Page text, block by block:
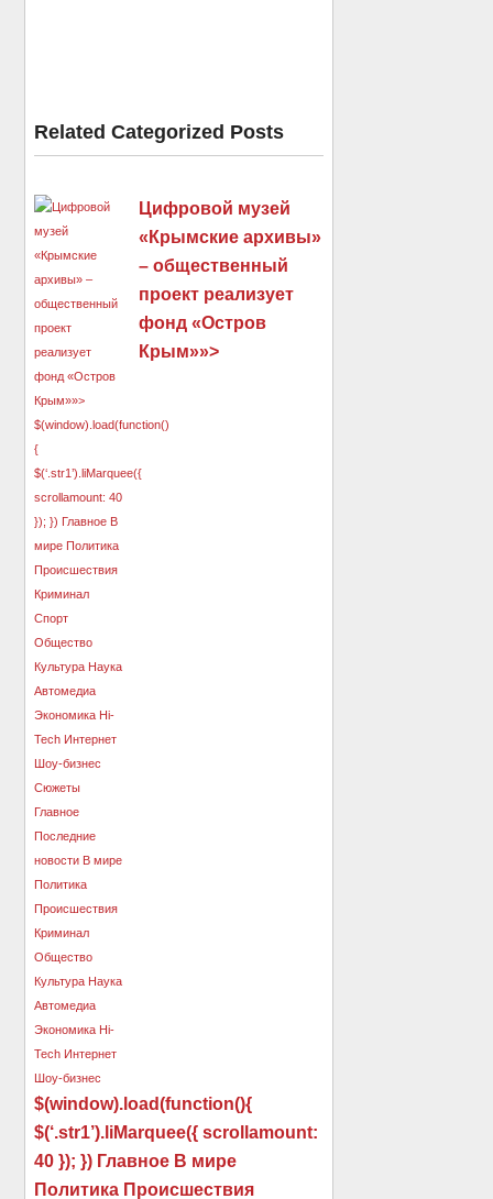
Related Categorized Posts
Цифровой музей
«Крымские архивы»
– общественный
проект реализует
фонд «Остров
Крым»»>
$(window).load(function(){
$(‘.str1’).liMarquee({ scrollamount:
40 }); }) Главное В мире
Политика Происшествия